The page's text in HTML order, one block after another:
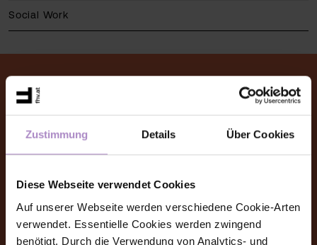
Zustimmung Details Über Cookies
Diese Webseite verwendet Cookies
Auf unserer Webseite werden verschiedene Cookie-Arten
verwendet. Essentielle Cookies werden zwingend
benötigt. Durch die Verwendung von Analytics- und
Social Work
Imprint
General terms and conditions
Data protection
Accessibility Statement